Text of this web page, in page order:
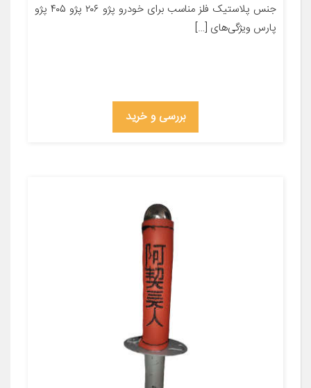
جنس پلاستیک فلز مناسب برای خودرو پژو ۲۰۶ پژو ۴۰۵ پژو
پارس ویژگی‌های […]
بررسی و خرید